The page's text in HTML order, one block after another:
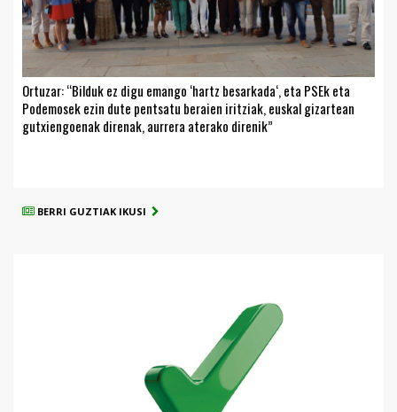
Ortuzar: “Bilduk ez digu emango ‘hartz besarkada‘, eta PSEk eta
Podemosek ezin dute pentsatu beraien iritziak, euskal gizartean
gutxiengoenak direnak, aurrera aterako direnik”
BERRI GUZTIAK IKUSI